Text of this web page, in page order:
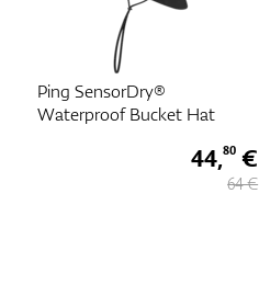
Ping SensorDry®
Waterproof Bucket Hat
44,80 €
64 €